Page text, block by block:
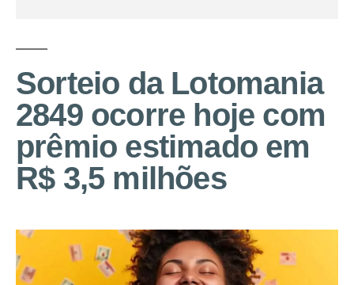
Sorteio da Lotomania
2849 ocorre hoje com
prêmio estimado em
R$ 3,5 milhões